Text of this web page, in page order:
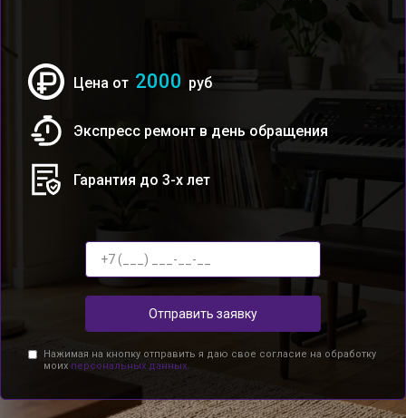
Цена от 2000 руб
Экспресс ремонт в день обращения
Гарантия до 3-х лет
Отправить заявку
Нажимая на кнопку отправить я даю свое согласие на обработку
моих персональных данных.